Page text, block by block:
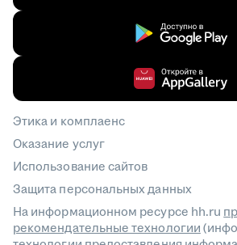
Этика и комплаенс
Оказание услуг
Использование сайтов
Защита персональных данных
На информационном ресурсе hh.ru
рекомендательные технологии